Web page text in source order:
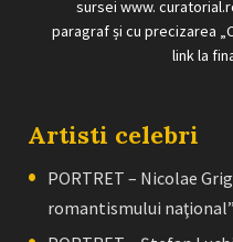
sursei www.
paragraf și cu precizarea
link la
Artisti celebri
PORTRET – Nicolae
romantismului naţional”